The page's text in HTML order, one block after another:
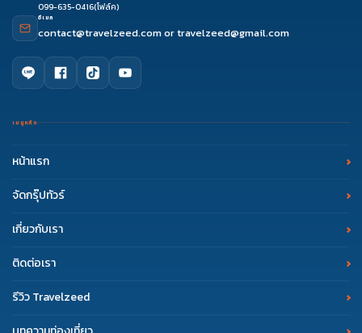
099-635-0416(โฟล์ค)
อีเมล
contact@travelzeed.comortravelzeed@gmail.com
เมนูหลัก
หน้าแรก
จัดกรุ๊ปทัวร์
เกี่ยวกับเรา
ติดต่อเรา
รีวิว Travelzeed